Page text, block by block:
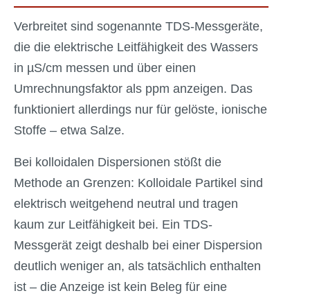
Verbreitet sind sogenannte TDS-Messgeräte,
die die elektrische Leitfähigkeit des Wassers
in µS/cm messen und über einen
Umrechnungsfaktor als ppm anzeigen. Das
funktioniert allerdings nur für gelöste, ionische
Stoffe – etwa Salze.
Bei kolloidalen Dispersionen stößt die
Methode an Grenzen: Kolloidale Partikel sind
elektrisch weitgehend neutral und tragen
kaum zur Leitfähigkeit bei. Ein TDS-
Messgerät zeigt deshalb bei einer Dispersion
deutlich weniger an, als tatsächlich enthalten
ist – die Anzeige ist kein Beleg für eine